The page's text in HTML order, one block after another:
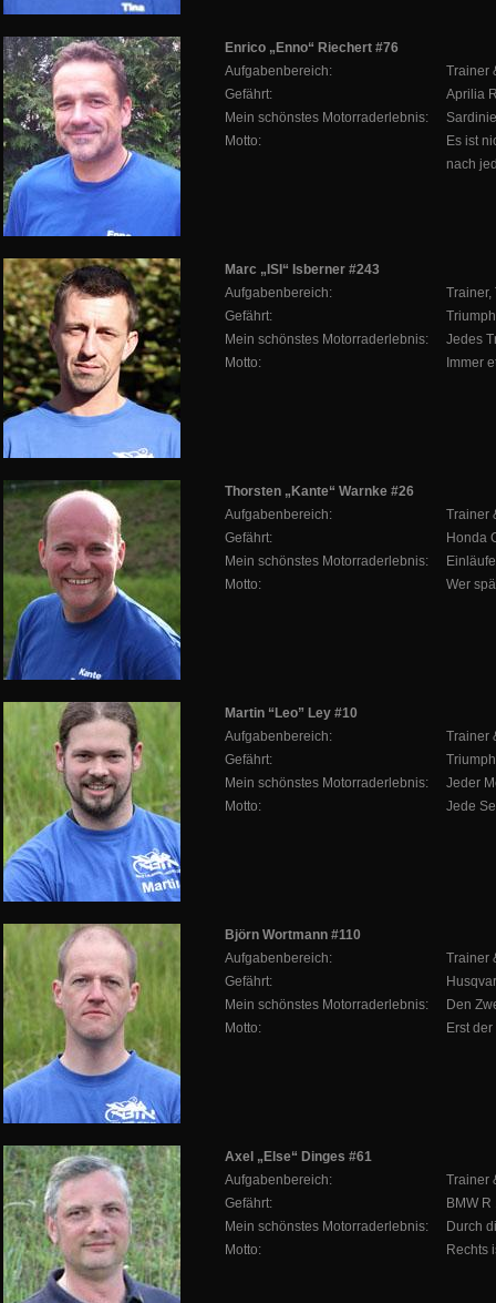
Enrico „Enno“ Riechert #76
Aufgabenbereich:
Trainer
Gefährt:
Aprilia
Mein schönstes Motorraderlebnis:
Motto:
Es ist
nach
Marc „ISI“ Isberner #243
Aufgabenbereich:
Trainer,
Gefährt:
Mein schönstes Motorraderlebnis:
Jedes
Motto:
Immer
Thorsten „Kante“ Warnke #26
Aufgabenbereich:
Trainer
Gefährt:
Honda
Mein schönstes Motorraderlebnis:
Motto:
Wer
Martin “Leo” Ley #10
Aufgabenbereich:
Trainer
Gefährt:
Mein schönstes Motorraderlebnis:
Jeder
Motto:
Jede
Björn Wortmann #110
Aufgabenbereich:
Trainer
Gefährt:
Mein schönstes Motorraderlebnis:
Den
Motto:
Erst
Axel „Else“ Dinges #61
Aufgabenbereich:
Trainer
Gefährt:
BMW
Mein schönstes Motorraderlebnis:
Durch
Motto:
Rechts